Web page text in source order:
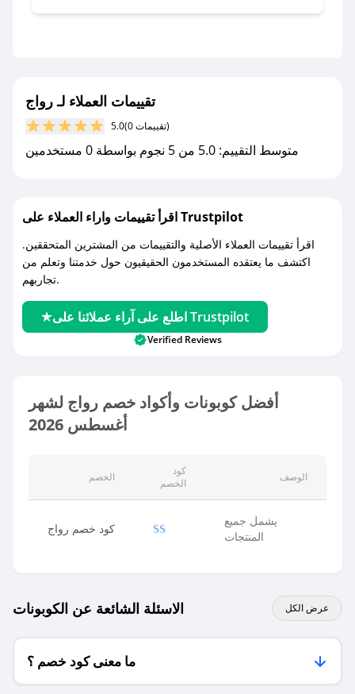
مع صحصح، تسوق بذكاء ووفّر على كل مشترياتك مع
تقييمات العملاء لـ رواج
5.0 (0 تقييمات)
متوسط التقييم: 5.0 من 5 نجوم بواسطة 0 مستخدمين
اقرأ تقييمات واراء العملاء على Trustpilot
اقرأ تقييمات العملاء الأصلية والتقييمات من المشترين المتحققين.
اكتشف ما يعتقده المستخدمون الحقيقيون حول خدمتنا وتعلم من
تجاربهم.
اطلع على آراء عملائنا على Trustpilot
Verified Reviews
أفضل كوبونات وأكواد خصم رواج لشهر
أغسطس 2026
الخصم
كود
الخصم
الوصف
كود خصم رواج SS
يشمل جميع
المنتجات
الاسئلة الشائعة عن الكوبونات عرض الكل
ما معنى كود خصم ؟